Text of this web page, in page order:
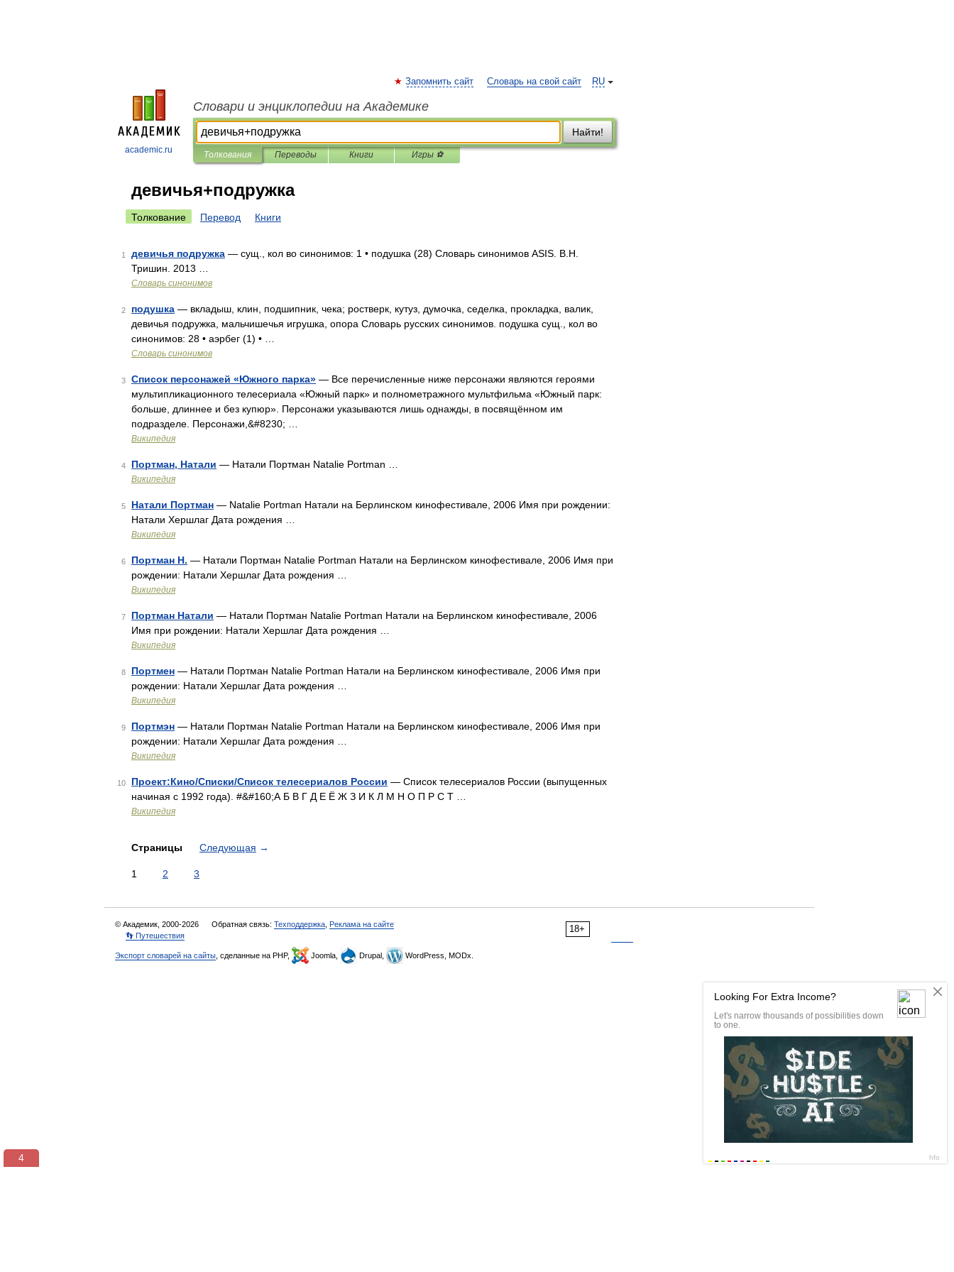
academic.ru
RU
Запомнить сайт Словарь на свой сайт
Словари и энциклопедии на Академике
Найти!
Толкования Переводы Книги Игры ⚽
девичья+подружка
Толкование Перевод Книги
1 девичья подружка — сущ., кол во синонимов: 1 • подушка (28) Словарь синонимов ASIS. В.Н.
Тришин. 2013 …
Словарь синонимов
2 подушка — вкладыш, клин, подшипник, чека; ростверк, кутуз, думочка, седелка, прокладка, валик,
девичья подружка, мальчишечья игрушка, опора Словарь русских синонимов. подушка сущ., кол во
синонимов: 28 • аэрбег (1) • …
Словарь синонимов
3 Список персонажей «Южного парка» — Все перечисленные ниже персонажи являются героями
мультипликационного телесериала «Южный парк» и полнометражного мультфильма «Южный парк:
больше, длиннее и без купюр». Персонажи указываются лишь однажды, в посвящённом им
подразделе. Персонажи,&#8230; …
Википедия
4 Портман, Натали — Натали Портман Natalie Portman …
Википедия
5 Натали Портман — Natalie Portman Натали на Берлинском кинофестивале, 2006 Имя при рождении:
Натали Хершлаг Дата рождения …
Википедия
6 Портман Н. — Натали Портман Natalie Portman Натали на Берлинском кинофестивале, 2006 Имя при
рождении: Натали Хершлаг Дата рождения …
Википедия
7 Портман Натали — Натали Портман Natalie Portman Натали на Берлинском кинофестивале, 2006
Имя при рождении: Натали Хершлаг Дата рождения …
Википедия
8 Портмен — Натали Портман Natalie Portman Натали на Берлинском кинофестивале, 2006 Имя при
рождении: Натали Хершлаг Дата рождения …
Википедия
9 Портмэн — Натали Портман Natalie Portman Натали на Берлинском кинофестивале, 2006 Имя при
рождении: Натали Хершлаг Дата рождения …
Википедия
10 Проект:Кино/Списки/Список телесериалов России — Список телесериалов России (выпущенных
начиная с 1992 года). #&#160;А Б В Г Д Е Ё Ж З И К Л М Н О П Р С Т …
Википедия
Страницы Следующая →
1 2 3
18+
© Академик, 2000-2026 Обратная связь: Техподдержка Реклама на сайте
👣 Путешествия
Экспорт словарей на сайты , сделанные на PHP, Joomla, Drupal, WordPress, MODx.
3